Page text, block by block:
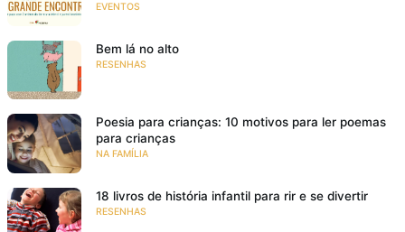
EVENTOS
Bem lá no alto
RESENHAS
Poesia para crianças: 10 motivos para ler poemas
para crianças
NA FAMÍLIA
18 livros de história infantil para rir e se divertir
RESENHAS